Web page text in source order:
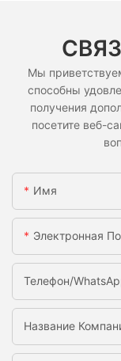
Мы
способны
получения
посетите веб-
Имя
Электронная
Телефон/
Название